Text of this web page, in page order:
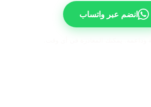
انضم عبر واتساب